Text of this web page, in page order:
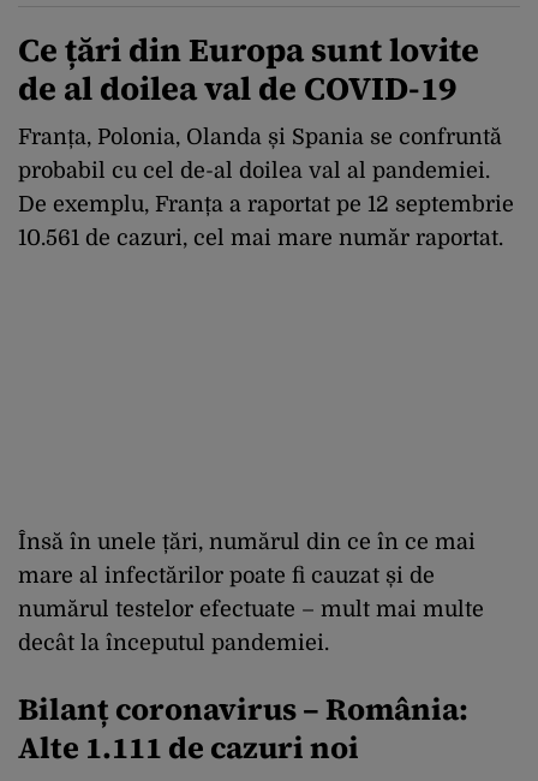
Ce țări din Europa sunt lovite
de al doilea val de COVID-19
Franța, Polonia, Olanda și Spania se confruntă
probabil cu cel de-al doilea val al pandemiei.
De exemplu, Franța a raportat pe 12 septembrie
10.561 de cazuri, cel mai mare număr raportat.
Însă în unele țări, numărul din ce în ce mai
mare al infectărilor poate fi cauzat și de
numărul testelor efectuate – mult mai multe
decât la începutul pandemiei.
Bilanț coronavirus – România:
Alte 1.111 de cazuri noi